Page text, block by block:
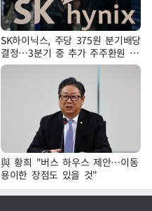
SK하이닉스, 주당 375원 분기배당
결정…3분기 중 추가 주주환원 발
표
與 황희 "버스 하우스 제안…이동
용이한 장점도 있을 것"